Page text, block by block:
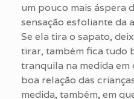
um pouco mais áspera
sensação esfoliante da
Se ela tira o sapato,
tirar, também fica tudo
tranquila na medida
boa relação das
medida, também, em